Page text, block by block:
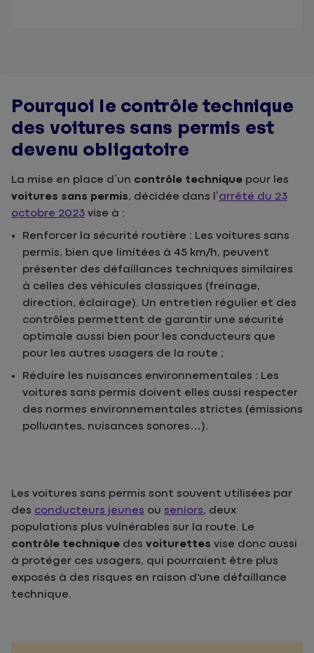
Pourquoi le contrôle technique
des voitures sans permis est
devenu obligatoire
La mise en place d’un contrôle technique pour les
voitures sans permis, décidée dans l’arrêté du 23
octobre 2023 vise à :
Renforcer la sécurité routière : Les voitures sans
permis, bien que limitées à 45 km/h, peuvent
présenter des défaillances techniques similaires
à celles des véhicules classiques (freinage,
direction, éclairage). Un entretien régulier et des
contrôles permettent de garantir une sécurité
optimale aussi bien pour les conducteurs que
pour les autres usagers de la route ;
Réduire les nuisances environnementales : Les
voitures sans permis doivent elles aussi respecter
des normes environnementales strictes (émissions
polluantes, nuisances sonores…).
Les voitures sans permis sont souvent utilisées par
des conducteurs jeunes ou seniors, deux
populations plus vulnérables sur la route. Le
contrôle technique des voiturettes vise donc aussi
à protéger ces usagers, qui pourraient être plus
exposés à des risques en raison d'une défaillance
technique.